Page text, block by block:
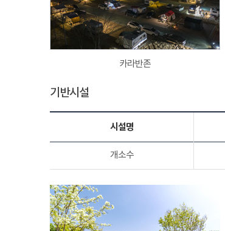
카라반존
기반시설
시설명
개소수